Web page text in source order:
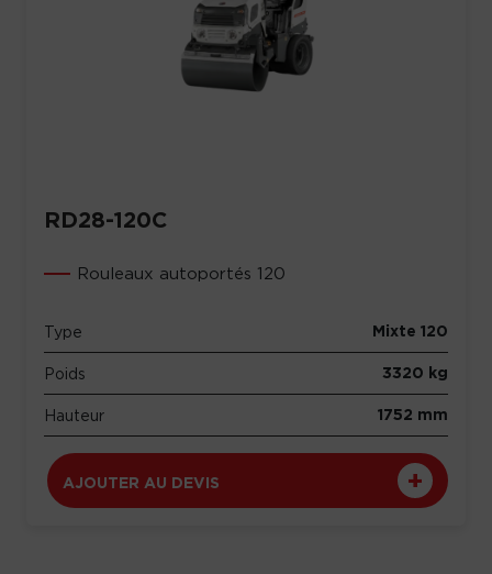
RD28-120C
Rouleaux autoportés 120
Type Mixte 120
Poids 3320 kg
Hauteur 1752 mm
AJOUTER AU DEVIS